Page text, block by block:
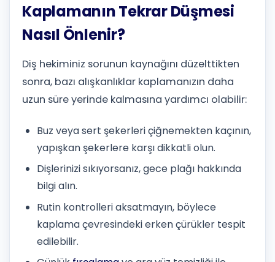
Kaplamanın Tekrar Düşmesi
Nasıl Önlenir?
Diş hekiminiz sorunun kaynağını düzelttikten
sonra, bazı alışkanlıklar kaplamanızın daha
uzun süre yerinde kalmasına yardımcı olabilir:
Buz veya sert şekerleri çiğnemekten kaçının,
yapışkan şekerlere karşı dikkatli olun.
Dişlerinizi sıkıyorsanız, gece plağı hakkında
bilgi alın.
Rutin kontrolleri aksatmayın, böylece
kaplama çevresindeki erken çürükler tespit
edilebilir.